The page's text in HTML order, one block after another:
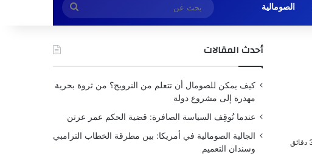
الصومالية
بحث
عن
أحدث المقالات
كيف يمكن للصومال أن تتعلم من النرويج؟ من ثروة بحرية
مهدرة إلى مشروع دولة
عندما تُوقِف السياسة الصافرة: قضية الحكم عمر عرتن
الجالية الصومالية في أمريكا: بين مطرقة الخطاب الترامبي
وسندان التعميم